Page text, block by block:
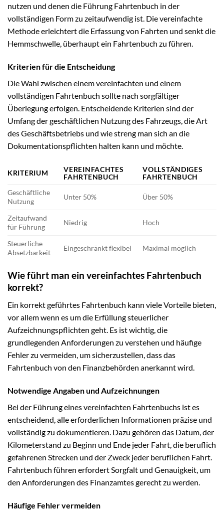
nutzen und denen die Führung Fahrtenbuch in der
vollständigen Form zu zeitaufwendig ist. Die vereinfachte
Methode erleichtert die Erfassung von Fahrten und senkt die
Hemmschwelle, überhaupt ein Fahrtenbuch zu führen.
Kriterien für die Entscheidung
Die Wahl zwischen einem vereinfachten und einem
vollständigen Fahrtenbuch sollte nach sorgfältiger
Überlegung erfolgen. Entscheidende Kriterien sind der
Umfang der geschäftlichen Nutzung des Fahrzeugs, die Art
des Geschäftsbetriebs und wie streng man sich an die
Dokumentationspflichten halten kann und möchte.
KRITERIUM
VEREINFACHTES
FAHRTENBUCH
VOLLSTÄNDIGES
FAHRTENBUCH
Geschäftliche
Nutzung
Unter 50% Über 50%
Zeitaufwand
für Führung
Niedrig Hoch
Steuerliche
Absetzbarkeit
Eingeschränkt flexibel Maximal möglich
Wie führt man ein vereinfachtes Fahrtenbuch
korrekt?
Ein korrekt geführtes Fahrtenbuch kann viele Vorteile bieten,
vor allem wenn es um die Erfüllung steuerlicher
Aufzeichnungspflichten geht. Es ist wichtig, die
grundlegenden Anforderungen zu verstehen und häufige
Fehler zu vermeiden, um sicherzustellen, dass das
Fahrtenbuch von den Finanzbehörden anerkannt wird.
Notwendige Angaben und Aufzeichnungen
Bei der Führung eines vereinfachten Fahrtenbuchs ist es
entscheidend, alle erforderlichen Informationen präzise und
vollständig zu dokumentieren. Dazu gehören das Datum, der
Kilometerstand zu Beginn und Ende jeder Fahrt, die beruflich
gefahrenen Strecken und der Zweck jeder beruflichen Fahrt.
Fahrtenbuch führen erfordert Sorgfalt und Genauigkeit, um
den Anforderungen des Finanzamtes gerecht zu werden.
Häufige Fehler vermeiden